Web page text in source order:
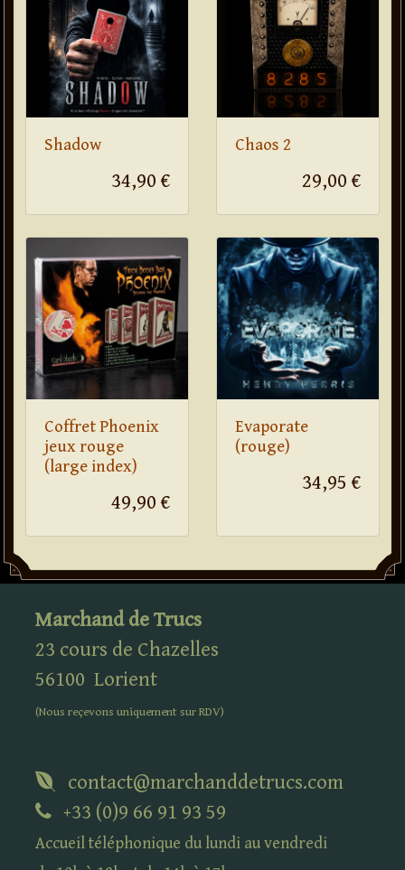
Shadow
34,90 €
Chaos 2
29,00 €
Coffret Phoenix
jeux rouge
(large index)
49,90 €
Evaporate
(rouge)
34,95 €
Marchand de Trucs
23 cours de Chazelles
56100 Lorient
(Nous reçevons uniquement surRDV)
contact@marchanddetrucs.com
+33 (0)9 66 91 93 59
Accueil téléphonique du lundi au vendredi